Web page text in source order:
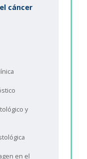
cáncer
y
en el